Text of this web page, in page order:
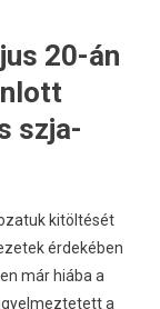
20-án
szja-
kitöltését
érdekében
már hiába a
a